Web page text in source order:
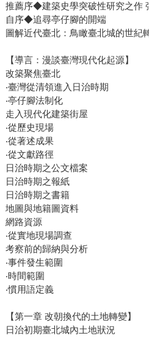
推薦序◆建築史學突破性研究之作
自序◆追尋亭仔腳的開端
圖解近代臺北：鳥瞰臺北城的世紀
【導言：漫談臺灣現代化起源】
改築聚焦臺北
‧臺灣從清領進入日治時期
‧亭仔腳法制化
走入現代化建築街屋
‧從歷史現場
‧從著述成果
‧從文獻路徑
日治時期之公文檔案
日治時期之報紙
日治時期之書籍
地圖與地籍圖資料
網路資源
‧從實地現場調查
考察前的歸納與分析
‧事件發生範圍
‧時間範圍
‧慣用語定義
【第一章 改朝換代的土地轉變】
日治初期臺北城內土地狀況